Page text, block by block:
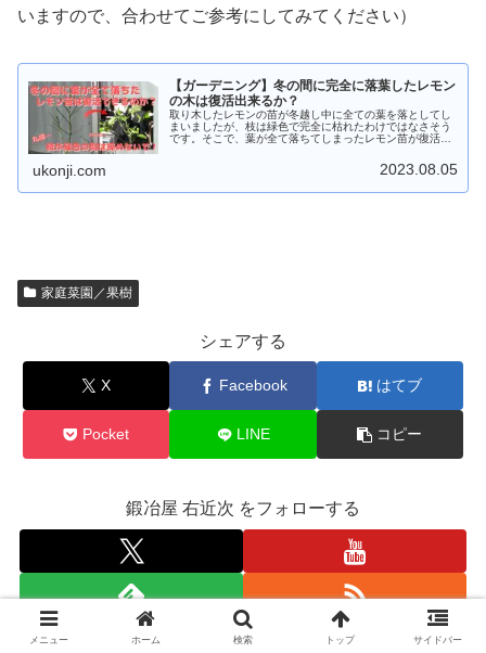
いますので、合わせてご参考にしてみてください）
【ガーデニング】冬の間に完全に落葉したレモン
の木は復活出来るか？
取り木したレモンの苗が冬越し中に全ての葉を落としてし
まいましたが、枝は緑色で完全に枯れたわけではなさそう
です。そこで、葉が全て落ちてしまったレモン苗が復活で
ukonji.com 2023.08.05
家庭菜園／果樹
シェアする
X Facebook はてブ
Pocket LINE コピー
鍛冶屋 右近次 をフォローする
メニュー ホーム 検索 トップ サイドバー